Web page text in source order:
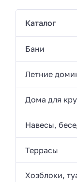
Каталог
Бани
Летние
Дома для
Навесы,
Террасы
Хозблоки,